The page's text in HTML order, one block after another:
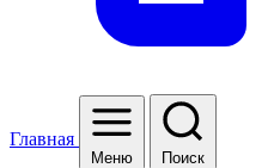
Главная
Меню Поиск